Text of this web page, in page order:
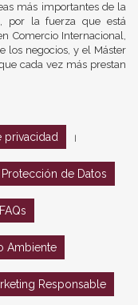
más importantes de la
por la fuerza que está
Comercio Internacional,
los negocios, y el Máster
cada vez más prestan
privacidad
de Datos
FAQs
Ambiente
Responsable